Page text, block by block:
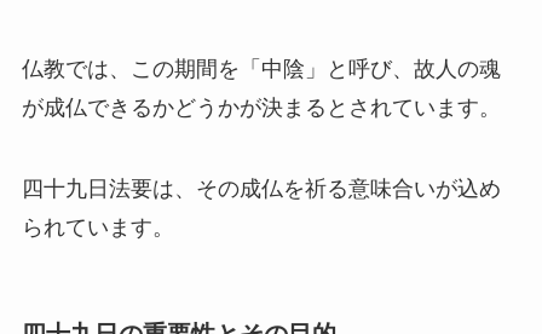
仏教では、この期間を「中陰」と呼び、故人の魂
が成仏できるかどうかが決まるとされています。
四十九日法要は、その成仏を祈る意味合いが込め
られています。